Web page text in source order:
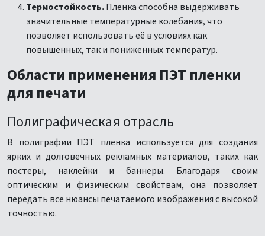
Термостойкость.Пленка способна выдерживать
значительные температурные колебания, что
позволяет использовать её в условиях как
повышенных, так и пониженных температур.
Области применения ПЭТ пленки
для печати
Полиграфическая отрасль
В полиграфии ПЭТ пленка используется для создания
ярких и долговечных рекламных материалов, таких как
постеры, наклейки и баннеры. Благодаря своим
оптическим и физическим свойствам, она позволяет
передать все нюансы печатаемого изображения с высокой
точностью.